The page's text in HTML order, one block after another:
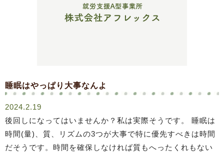
睡眠はやっぱり大事なんよ
2024.2.19
後回しになってはいませんか？私は実際そうです。 睡眠は
時間(量)、質、リズムの3つが大事で特に優先すべきは時間
だそうです。時間を確保しなければ質もへったくれもない